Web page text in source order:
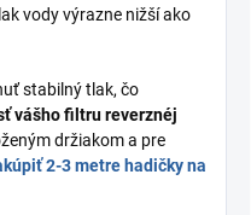
vody výrazne nižší ako
stabilný tlak, čo
vášho filtru reverznéj
držiakom a pre
2-3 metre hadičky na